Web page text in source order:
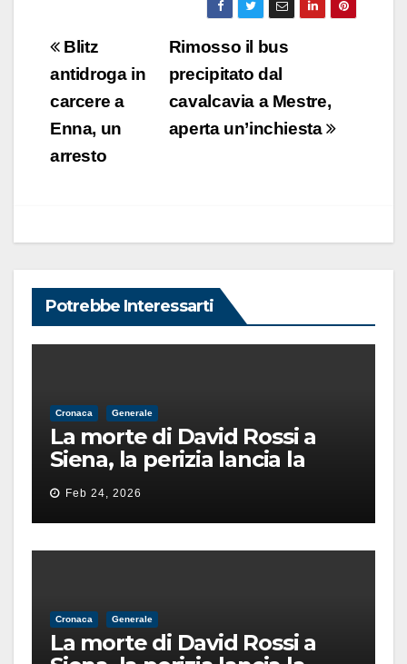
Navigazione
articoli
Rimosso il bus
precipitato dal
cavalcavia a Mestre,
aperta un’inchiesta
Blitz
antidroga in
carcere a
Enna, un
arresto
Potrebbe Interessarti
Cronaca Generale
La morte di David Rossi a
Siena, la perizia lancia la
pista di un’intimidazione
finita male
Feb 24, 2026
Cronaca Generale
La morte di David Rossi a